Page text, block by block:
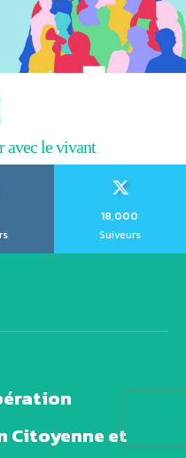
avec le vivant
18,000
Suiveurs
Citoyenne et